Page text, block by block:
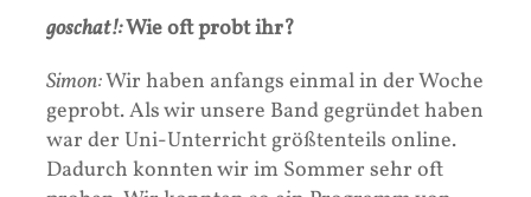
goschat!:Wie oft probt ihr?
Simon:Wir haben anfangs einmal in der Woche
geprobt. Als wir unsere Band gegründet haben
war der Uni-Unterricht größtenteils online.
Dadurch konnten wir im Sommer sehr oft